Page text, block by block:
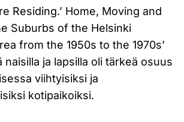
Residing.’ Home, Moving and
Suburbs of the Helsinki
from the 1950s to the 1970s’
naisilla ja lapsilla oli tärkeä osuus
viihtyisiksi ja
kotipaikoiksi.